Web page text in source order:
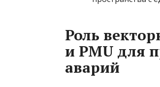
Роль
и PMU для
аварий